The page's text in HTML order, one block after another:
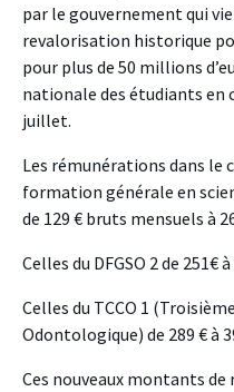
par le gouvernement qui
revalorisation historique
pour plus de 50 millions
nationale des étudiants en
juillet.
Les rémunérations dans le
formation générale en
de 129 € bruts mensuels à
Celles du DFGSO 2 de 251€
Celles du TCCO 1
Odontologique) de 289 € à
Ces nouveaux montants